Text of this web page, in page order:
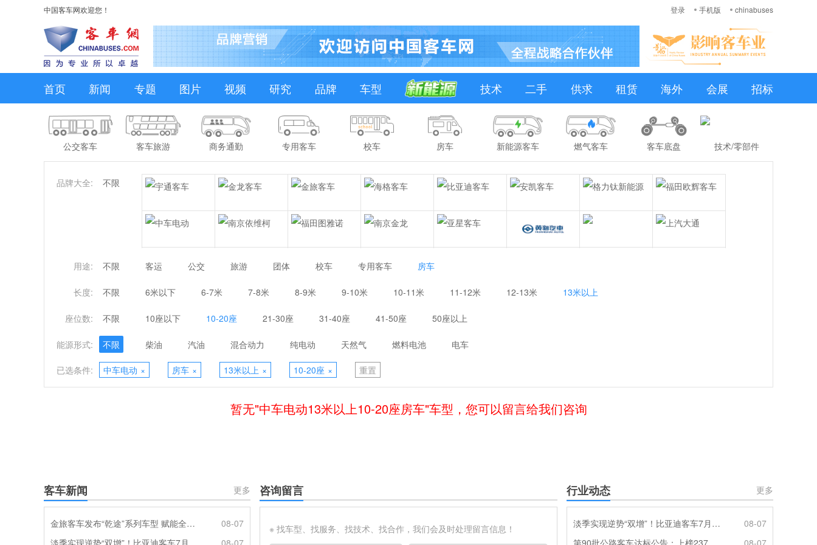
中国客车网欢迎您！ 登录 手机版 chinabuses
首页 新闻 专题 图片 视频 研究 品牌 车型 技术 二手 供求 租赁 海外 会展 招标
公交客车 客车旅游 商务通勤 专用客车 校车 房车 新能源客车 燃气客车 客车底盘 技术/零部件
品牌大全: 不限
用途: 不限 客运 公交 旅游 团体 校车 专用客车 房车
长度: 不限 6米以下 6-7米 7-8米 8-9米 9-10米 10-11米 11-12米 12-13米 13米以上
座位数: 不限 10座以下 10-20座 21-30座 31-40座 41-50座 50座以上
能源形式: 不限 柴油 汽油 混合动力 纯电动 天然气 燃料电池 电车
已选条件: 中车电动 × 房车 × 13米以上 × 10-20座 × 重置
暂无"中车电动13米以上10-20座房车"车型，您可以留言给我们咨询
客车新闻 更多
金旅客车发布“乾途”系列车型 赋能全球客运产业提质升级
08-07
08-07
咨询留言
※ 找车型、找服务、找技术、找合作，我们会及时处理留言信息！
行业动态 更多
淡季实现逆势“双增”！比亚迪客车7月热销620辆创新高
08-07
08-07